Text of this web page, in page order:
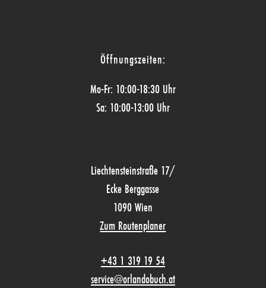
Öffnungszeiten:
Mo-Fr: 10:00-18:30 Uhr
Sa: 10:00-13:00 Uhr
Liechtensteinstraße 17/
Ecke Berggasse
1090 Wien
Zum Routenplaner
+43 1 319 19 54
service@orlandobuch.at